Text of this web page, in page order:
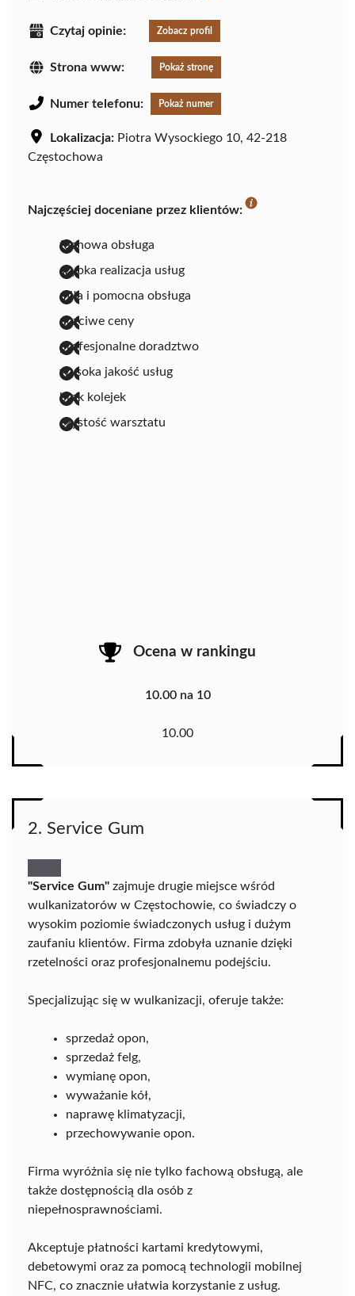
Czytaj opinie: Zobacz profil
Strona www: Pokaż stronę
Numer telefonu: Pokaż numer
Lokalizacja: Piotra Wysockiego 10, 42-218
Częstochowa
Najczęściej doceniane przez klientów:
fachowa obsługa
szybka realizacja usług
miła i pomocna obsługa
uczciwe ceny
profesjonalne doradztwo
wysoka jakość usług
brak kolejek
czystość warsztatu
Ocena w rankingu
10.00 na 10
10.00
2. Service Gum
"Service Gum" zajmuje drugie miejsce wśród
wulkanizatorów w Częstochowie, co świadczy o
wysokim poziomie świadczonych usług i dużym
zaufaniu klientów. Firma zdobyła uznanie dzięki
rzetelności oraz profesjonalnemu podejściu.
Specjalizując się w wulkanizacji, oferuje także:
sprzedaż opon,
sprzedaż felg,
wymianę opon,
wyważanie kół,
naprawę klimatyzacji,
przechowywanie opon.
Firma wyróżnia się nie tylko fachową obsługą, ale
także dostępnością dla osób z
niepełnosprawnościami.
Akceptuje płatności kartami kredytowymi,
debetowymi oraz za pomocą technologii mobilnej
NFC, co znacznie ułatwia korzystanie z usług.